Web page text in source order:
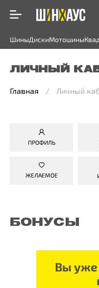
ШиныДискиМотошины
ЛИЧНЫЙ
Главная Личный
ПРОФИЛЬ
ЖЕЛАЕМОЕ
БОНУСЫ
Вы уже